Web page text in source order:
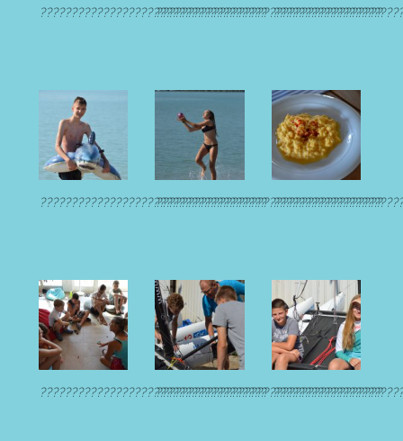
????????????????????????????????????????????????????????????????????????
????????????????????????????????????????????????????????????????????????
????????????????????????????????????????????????????????????????????????